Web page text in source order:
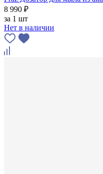
8 990 ₽
за 1 шт
Нет в наличии